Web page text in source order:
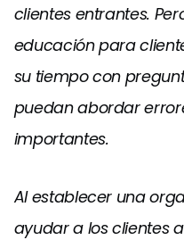
clientes entrantes.
educación para
su tiempo con
puedan abordar
importantes.
Al establecer una
ayudar a los clientes